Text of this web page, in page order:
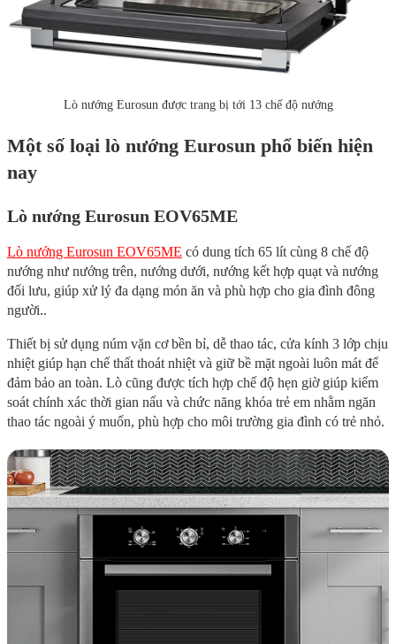
Lò nướng Eurosun được trang bị tới 13 chế độ nướng
Một số loại lò nướng Eurosun phổ biến hiện
nay
Lò nướng Eurosun EOV65ME
Lò nướng Eurosun EOV65ME có dung tích 65 lít cùng 8 chế độ
nướng như nướng trên, nướng dưới, nướng kết hợp quạt và nướng
đối lưu, giúp xử lý đa dạng món ăn và phù hợp cho gia đình đông
người..
Thiết bị sử dụng núm vặn cơ bền bỉ, dễ thao tác, cửa kính 3 lớp chịu
nhiệt giúp hạn chế thất thoát nhiệt và giữ bề mặt ngoài luôn mát để
đảm bảo an toàn. Lò cũng được tích hợp chế độ hẹn giờ giúp kiểm
soát chính xác thời gian nấu và chức năng khóa trẻ em nhằm ngăn
thao tác ngoài ý muốn, phù hợp cho môi trường gia đình có trẻ nhỏ.